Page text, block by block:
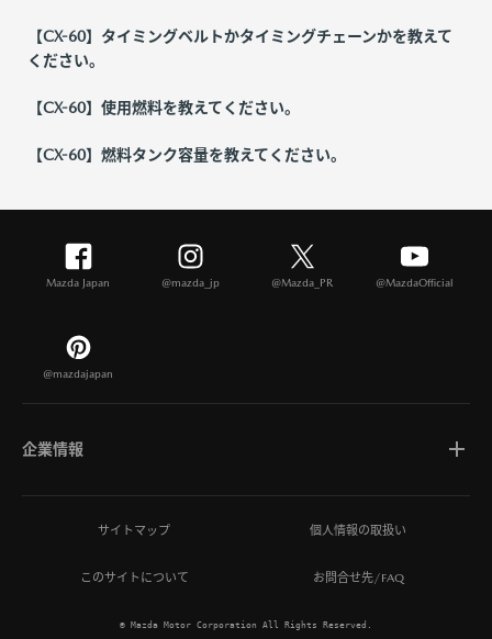
【CX-60】タイミングベルトかタイミングチェーンかを教えて
ください。
【CX-60】使用燃料を教えてください。
【CX-60】燃料タンク容量を教えてください。
Mazda Japan @mazda_jp @Mazda_PR @MazdaOfficial
@mazdajapan
企業情報
マツダについて
ひとを想う価値創造
サイトマップ 個人情報の取扱い
このサイトについて お問合せ先/FAQ
© Mazda Motor Corporation All Rights Reserved.